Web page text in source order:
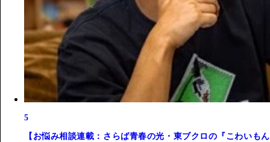
5
【お悩み相談連載：さらば青春の光・東ブクロの『こわいもん